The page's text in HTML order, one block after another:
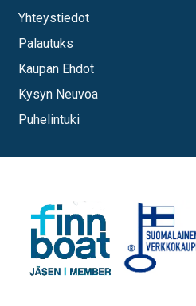
Yhteystiedot
Palautuks
Kaupan Ehdot
Kysyn Neuvoa
Puhelintuki